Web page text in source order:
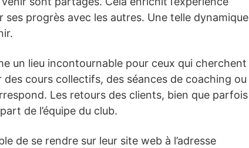
progrès avec les autres. Une telle dynamique
un lieu incontournable pour ceux qui cherchent
cours collectifs, des séances de coaching ou
Les retours des clients, bien que parfois
de l’équipe du club.
de se rendre sur leur site web à l’adresse